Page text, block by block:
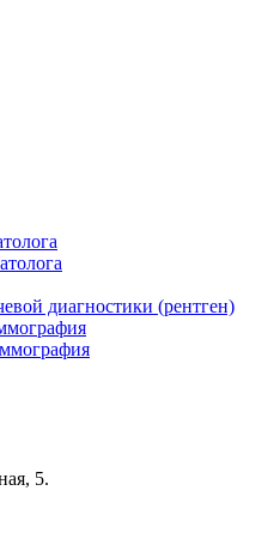
диагностики (рентген)
5.